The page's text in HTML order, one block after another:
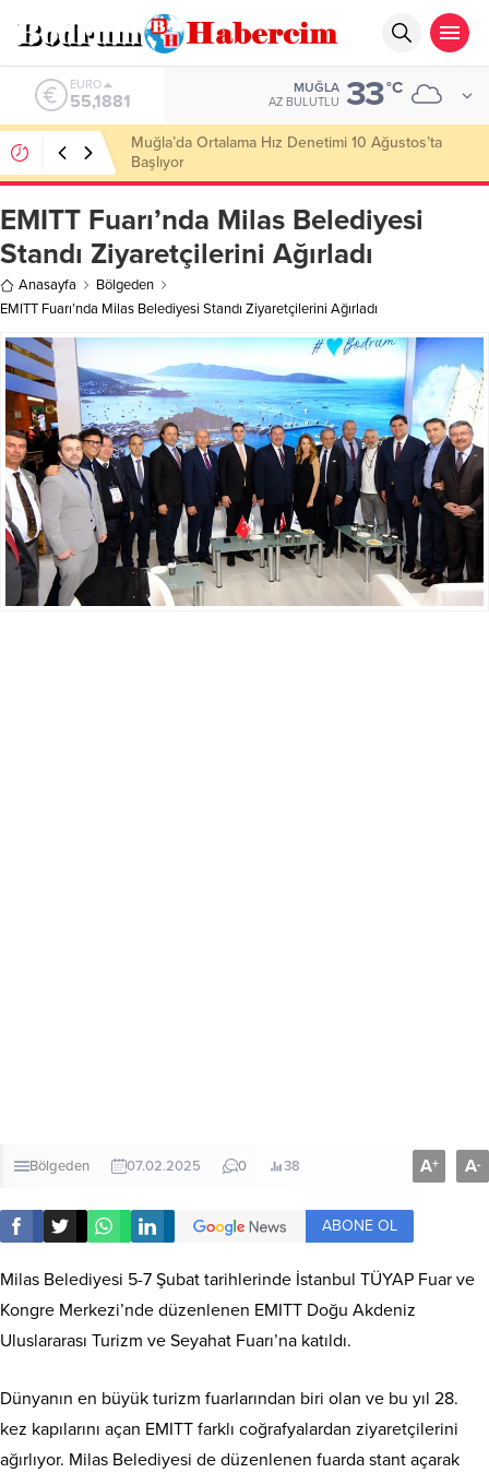
ALTIN
6.660,55
MUĞLA
AZ BULUTLU 33°C
Ankara; “Bodrum’un misyonu, mottosu, vizyonu;
genç oyuncuları parlatıp onlara kariyer
kazandırmak”
EMITT Fuarı’nda Milas Belediyesi
Standı Ziyaretçilerini Ağırladı
Anasayfa
Bölgeden
EMITT Fuarı’nda Milas Belediyesi Standı Ziyaretçilerini Ağırladı
Bölgeden 07.02.2025 0 38 A+ A-
ABONE OL
Milas Belediyesi 5-7 Şubat tarihlerinde İstanbul TÜYAP Fuar ve
Kongre Merkezi’nde düzenlenen EMITT Doğu Akdeniz
Uluslararası Turizm ve Seyahat Fuarı’na katıldı.
Dünyanın en büyük turizm fuarlarından biri olan ve bu yıl 28.
kez kapılarını açan EMITT farklı coğrafyalardan ziyaretçilerini
ağırlıyor. Milas Belediyesi de düzenlenen fuarda stant açarak